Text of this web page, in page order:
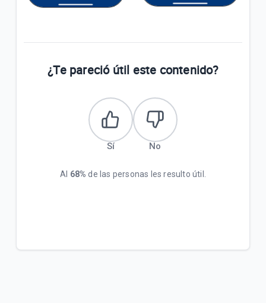
¿Te pareció útil este contenido?
Sí No
Al 68% de las personas les resulto útil.